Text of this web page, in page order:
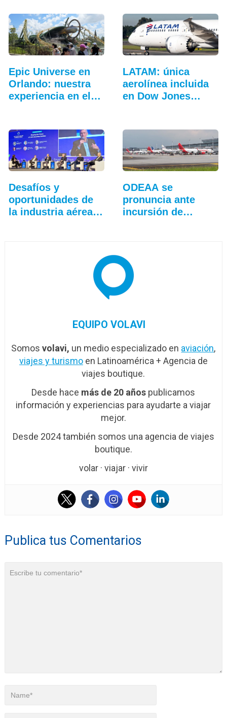
Epic Universe en
Orlando: nuestra
experiencia en el…
LATAM: única
aerolínea incluida
en Dow Jones…
Desafíos y
oportunidades de
la industria aérea
ODEAA se
pronuncia ante
incursión de
EQUIPO VOLAVI
Somosvolavi, un medio especializado en aviación,
viajes y turismoen Latinoamérica + Agencia de
viajes boutique.
Desde hace más de 20 años publicamos
información y experiencias para ayudarte a viajar
mejor.
Desde 2024 también somos una agencia de viajes
boutique.
volar · viajar · vivir
Publica tus Comentarios